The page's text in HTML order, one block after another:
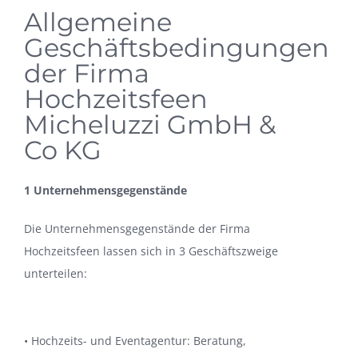
Allgemeine
Geschäftsbedingungen
der Firma
Hochzeitsfeen
Micheluzzi GmbH &
Co KG
1 Unternehmensgegenstände
Die Unternehmensgegenstände der Firma
Hochzeitsfeen lassen sich in 3 Geschäftszweige
unterteilen:
• Hochzeits- und Eventagentur: Beratung,